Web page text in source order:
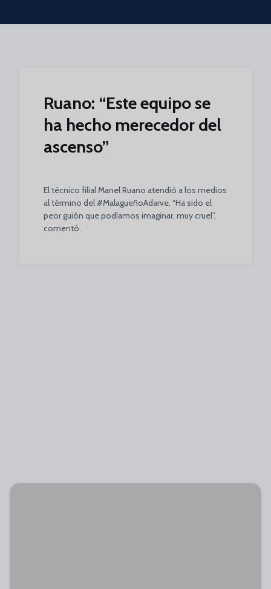
Skip to main content
Ruano: “Este equipo se
ha hecho merecedor del
ascenso”
El técnico filial Manel Ruano atendió a los medios
al término del #MalagueñoAdarve. “Ha sido el
peor guión que podíamos imaginar, muy cruel”,
comentó.